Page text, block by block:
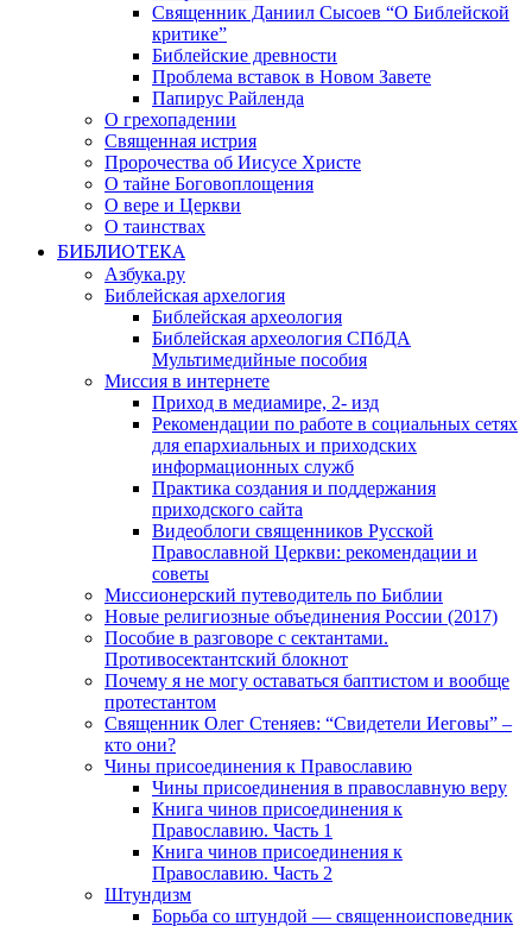
Священник Даниил Сысоев “О Библейской
критике”
Библейские древности
Проблема вставок в Новом Завете
Папирус Райленда
О грехопадении
Священная истрия
Пророчества об Иисусе Христе
О тайне Боговоплощения
О вере и Церкви
О таинствах
БИБЛИОТЕКА
Азбука.ру
Библейская архелогия
Библейская археология
Библейская археология СПбДА
Мультимедийные пособия
Миссия в интернете
Приход в медиамире, 2- изд
Рекомендации по работе в социальных сетях
для епархиальных и приходских
информационных служб
Практика создания и поддержания
приходского сайта
Видеоблоги священников Русской
Православной Церкви: рекомендации и
советы
Миссионерский путеводитель по Библии
Новые религиозные объединения России (2017)
Пособие в разговоре с сектантами.
Противосектантский блокнот
Почему я не могу оставаться баптистом и вообще
протестантом
Священник Олег Стеняев: “Свидетели Иеговы” –
кто они?
Чины присоединения к Православию
Чины присоединения в православную веру
Книга чинов присоединения к
Православию. Часть 1
Книга чинов присоединения к
Православию. Часть 2
Штундизм
Борьба со штундой — священноисповедник